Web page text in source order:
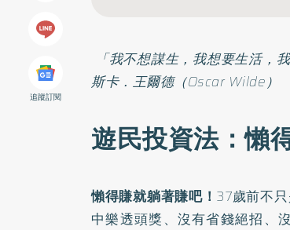
追蹤訂閱
「我不想謀生，我想要生活
斯卡．王爾德（Oscar Wilde）
遊民投資法：懶
懶得賺就躺著賺吧！ 37歲前不
中樂透頭獎、沒有省錢絕招、